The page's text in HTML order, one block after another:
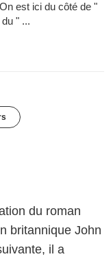
est ici du côté de "
" ...
du roman
britannique John
il a